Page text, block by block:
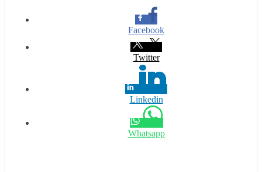
Facebook
Twitter
Linkedin
Whatsapp